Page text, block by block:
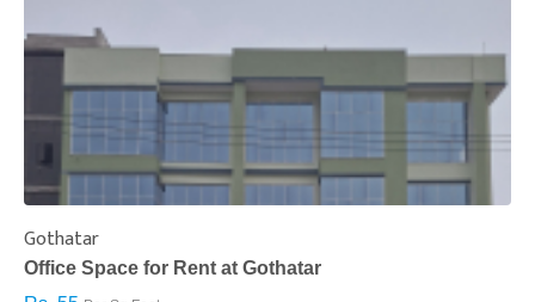
Gothatar
Office Space for Rent at Gothatar